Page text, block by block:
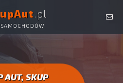
.pl
SAMOCHODÓW
ŁOSICE
AUT, SKUP